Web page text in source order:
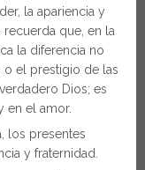
la apariencia y
que, en la
la diferencia no
el prestigio de las
Dios; es
en el amor.
los presentes
y fraternidad.